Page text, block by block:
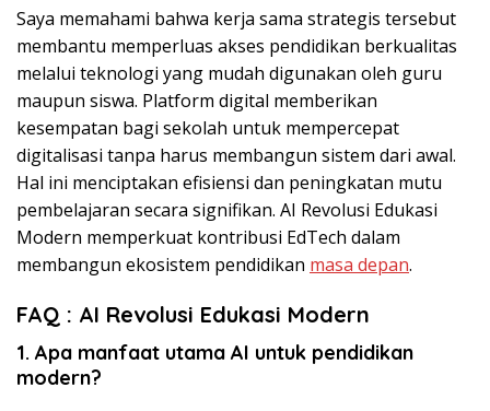
Saya memahami bahwa kerja sama strategis tersebut
membantu memperluas akses pendidikan berkualitas
melalui teknologi yang mudah digunakan oleh guru
maupun siswa. Platform digital memberikan
kesempatan bagi sekolah untuk mempercepat
digitalisasi tanpa harus membangun sistem dari awal.
Hal ini menciptakan efisiensi dan peningkatan mutu
pembelajaran secara signifikan. AI Revolusi Edukasi
Modern memperkuat kontribusi EdTech dalam
membangun ekosistem pendidikan masa depan.
FAQ : AI Revolusi Edukasi Modern
1. Apa manfaat utama AI untuk pendidikan
modern?